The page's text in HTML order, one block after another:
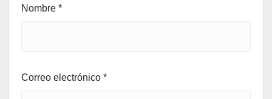
Nombre *
Correo electrónico *